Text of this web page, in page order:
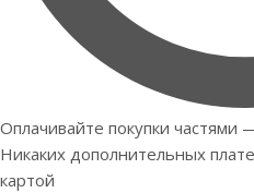
Оплачивайте покупки
Никаких дополнительных
картой